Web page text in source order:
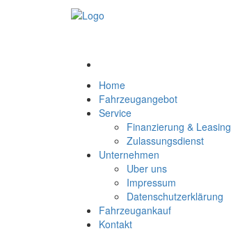
Home
Fahrzeugangebot
Service
Finanzierung & Leasing
Zulassungsdienst
Unternehmen
Uber uns
Impressum
Datenschutzerklärung
Fahrzeugankauf
Kontakt